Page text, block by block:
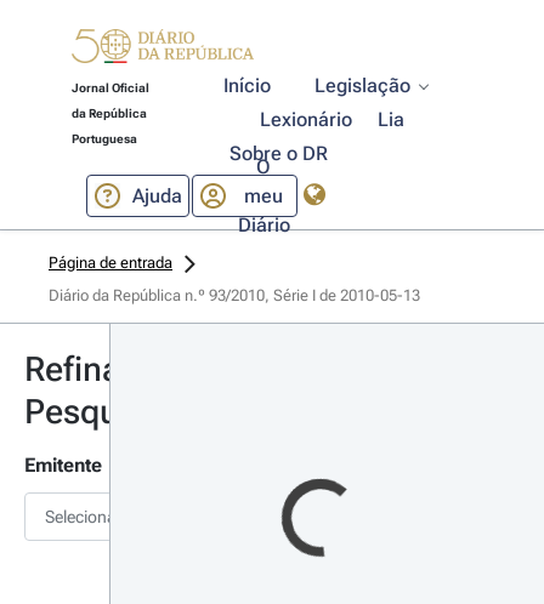
Jornal Oficial
da República
Portuguesa
Início
Legislação
Lexionário
Lia
Sobre o DR
Ajuda
O
meu
Diário
Página de entrada
Diário da República n.º 93/2010, Série I de 2010-05-13
Refinar
Pesquisa
Emitente
Selecionar